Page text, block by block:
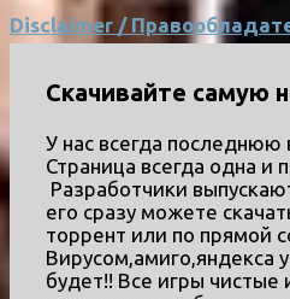
Disclaimer /
Скачивайте самую
У нас всегда последнюю
Страница всегда одна и
Разработчики
его сразу можете
торрент или по прямой
Вирусом,амиго,яндекса
будет!! Все игры чистые